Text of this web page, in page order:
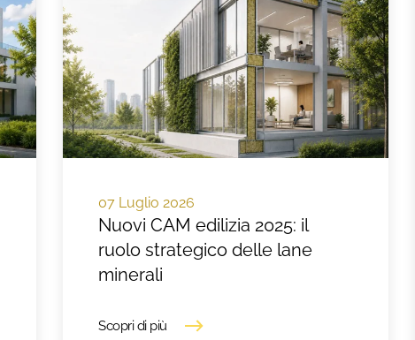
07 Luglio 2026
Nuovi CAM edilizia 2025: il
ruolo strategico delle lane
minerali
Scopri di più